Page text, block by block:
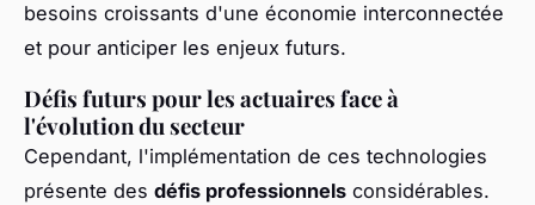
besoins croissants d'une économie interconnectée
et pour anticiper les enjeux futurs.
Défis futurs pour les actuaires face à
l'évolution du secteur
Cependant, l'implémentation de ces technologies
présente des défis professionnels considérables.